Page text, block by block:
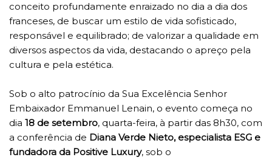
conceito profundamente enraizado no dia a dia dos
franceses, de buscar um estilo de vida sofisticado,
responsável e equilibrado; de valorizar a qualidade em
diversos aspectos da vida, destacando o apreço pela
cultura e pela estética.
Sob o alto patrocínio da Sua Excelência Senhor
Embaixador Emmanuel Lenain, o evento começa no
dia 18 de setembro, quarta-feira, à partir das 8h30, com
a conferência de Diana Verde Nieto, especialista ESG e
fundadora da Positive Luxury, sob o